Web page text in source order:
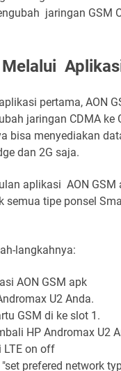
jaringan GSM
pertama, AON
jaringan CDMA ke
bisa menyediakan
dan 2G saja.
aplikasi AON GSM
semua tipe ponsel
langkahnya:
AON GSM apk
U2 Anda.
GSM di ke slot 1.
HP Andromax U2
LTE on off
prefered network